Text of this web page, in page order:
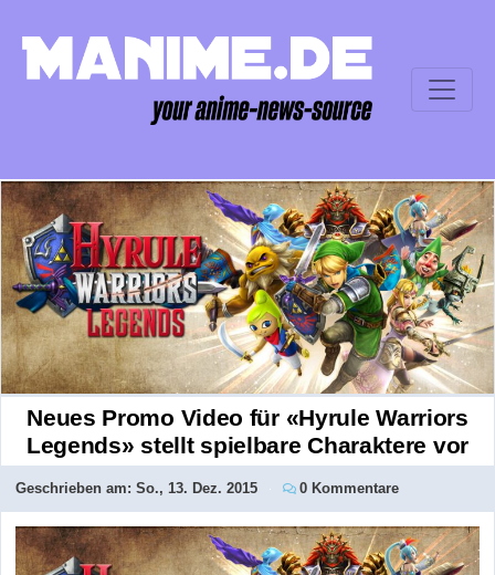
Neues Promo Video für «Hyrule Warriors
Legends» stellt spielbare Charaktere vor
Geschrieben am: So., 13. Dez. 2015 0 Kommentare